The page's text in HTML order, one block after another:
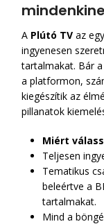
A Plútó TV az
ingyenesen
tartalmakat. Bár
a platformon,
kiegészítik az
pillanatok
Miért
Teljesen
Tematikus
beleértve a
tartalmakat.
Mind a